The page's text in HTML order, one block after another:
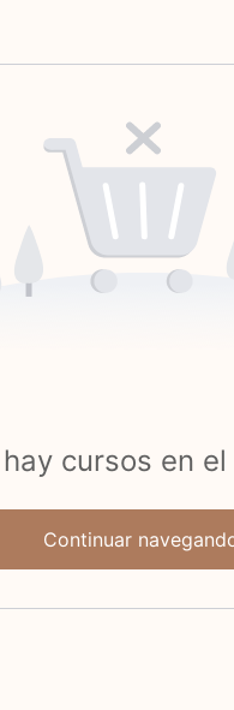
cursos en
Continuar